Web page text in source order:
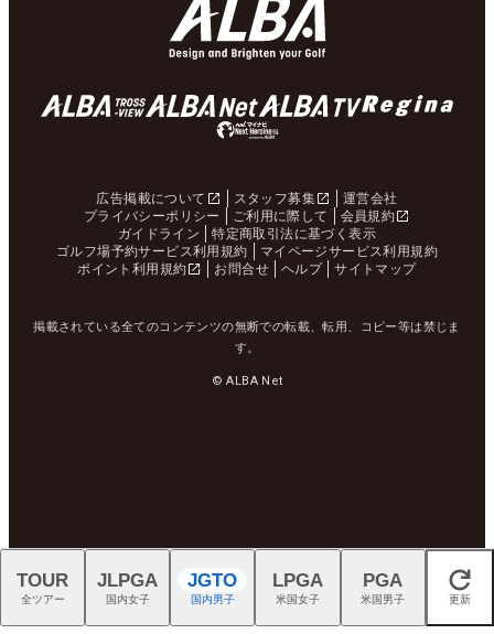
広告掲載について スタッフ募集
運営会社
プライバシーポリシー
ご利用に際して
会員規約
ガイドライン
特定商取引法に基づく表示
ゴルフ場予約サービス利用規約
マイページサービス利用規約
ポイント利用規約
お問合せ ヘルプ サイトマップ
掲載されている全てのコンテンツの無断での転載、転用、コピー等は禁じま
す。
© ALBA Net
閉じる
TOUR
全ツアー
JLPGA
国内女子
JGTO
国内男子
LPGA
米国女子
PGA
米国男子 更新